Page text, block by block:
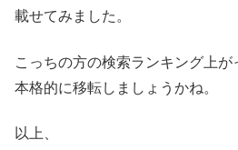
載せてみました。
こっちの方の検索ランキング上が
本格的に移転しましょうかね。
以上、